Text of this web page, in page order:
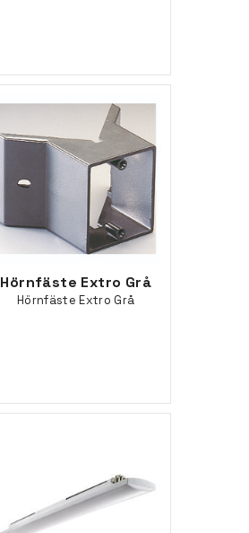
Hörnfäste Extro Grå
Hörnfäste Extro Grå